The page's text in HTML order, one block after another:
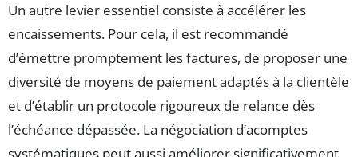
Un autre levier essentiel consiste à accélérer les
encaissements. Pour cela, il est recommandé
d’émettre promptement les factures, de proposer une
diversité de moyens de paiement adaptés à la clientèle
et d’établir un protocole rigoureux de relance dès
l’échéance dépassée. La négociation d’acomptes